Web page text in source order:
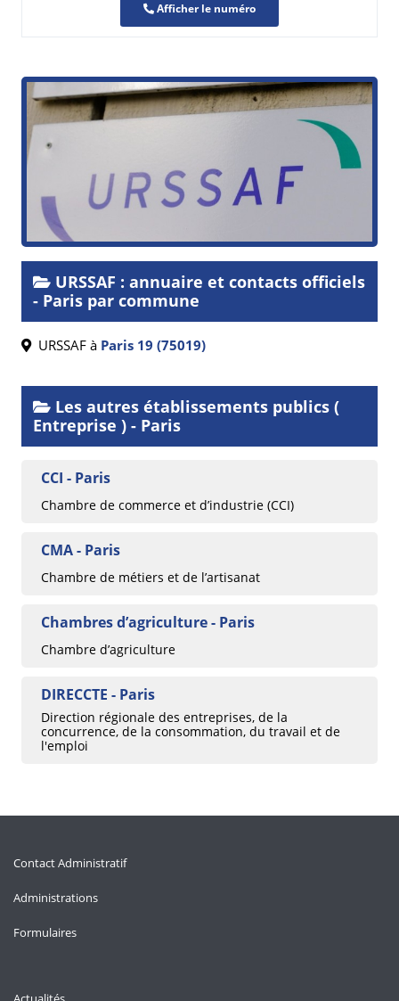
Afficher le numéro
URSSAF : annuaire et contacts officiels
- Paris par commune
URSSAF à Paris 19 (75019)
Les autres établissements publics (
Entreprise ) - Paris
CCI - Paris
Chambre de commerce et d’industrie (CCI)
CMA - Paris
Chambre de métiers et de l’artisanat
Chambres d’agriculture - Paris
Chambre d’agriculture
DIRECCTE - Paris
Direction régionale des entreprises, de la
concurrence, de la consommation, du travail et de
l'emploi
Contact Administratif
Administrations
Formulaires